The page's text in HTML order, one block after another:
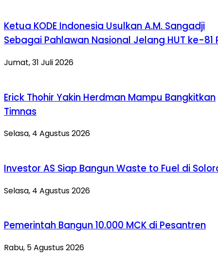
Ketua KODE Indonesia Usulkan A.M. Sangadji
Sebagai Pahlawan Nasional Jelang HUT ke-81
Jumat, 31 Juli 2026
Erick Thohir Yakin Herdman Mampu Bangkitkan
Timnas
Selasa, 4 Agustus 2026
Investor AS Siap Bangun Waste to Fuel di
Selasa, 4 Agustus 2026
Pemerintah Bangun 10.000 MCK di Pesantren
Rabu, 5 Agustus 2026